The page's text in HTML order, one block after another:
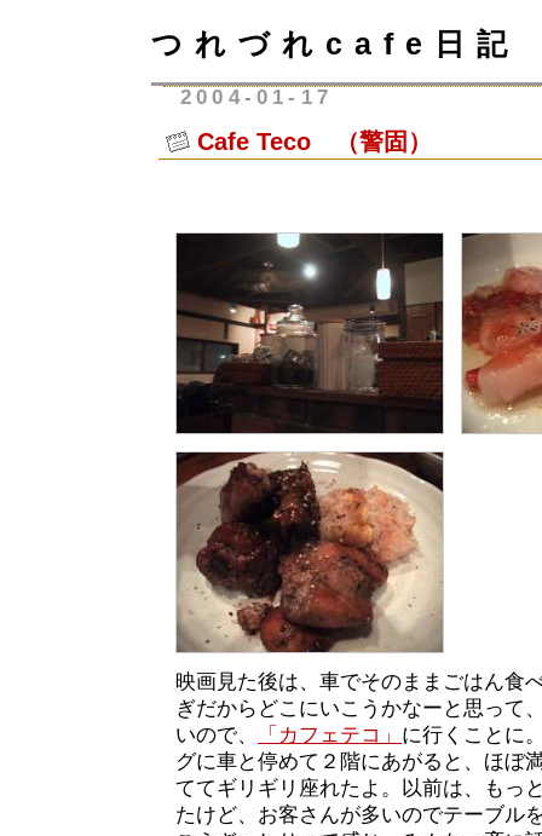
つれづれcafe日記
2004-01-17
Cafe Teco （警固）
映画見た後は、車でそのままごはん食
ぎだからどこにいこうかなーと思って
いので、
「カフェテコ」 に行くことに
グに車と停めて２階にあがると、ほぼ
ててギリギリ座れたよ。以前は、もっ
たけど、お客さんが多いのでテーブル